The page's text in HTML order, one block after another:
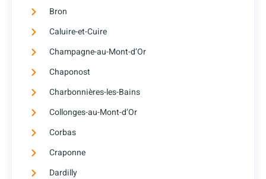
Bron
Caluire-et-Cuire
Champagne-au-Mont-d’Or
Chaponost
Charbonnières-les-Bains
Collonges-au-Mont-d’Or
Corbas
Craponne
Dardilly